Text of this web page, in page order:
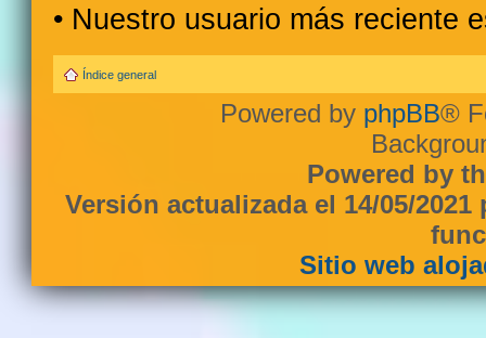
• Nuestro usuario más reciente
Índice general
Powered by phpBB®
Powered by
Versión actualizada el 14/05/
Sitio web